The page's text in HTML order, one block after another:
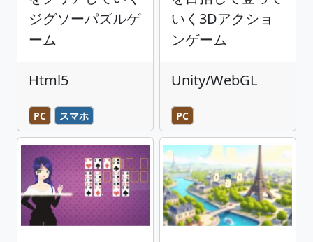
ジグソーパズルゲ
ーム
Html5
PC スマホ
いく3Dアクショ
ンゲーム
Unity/WebGL
PC